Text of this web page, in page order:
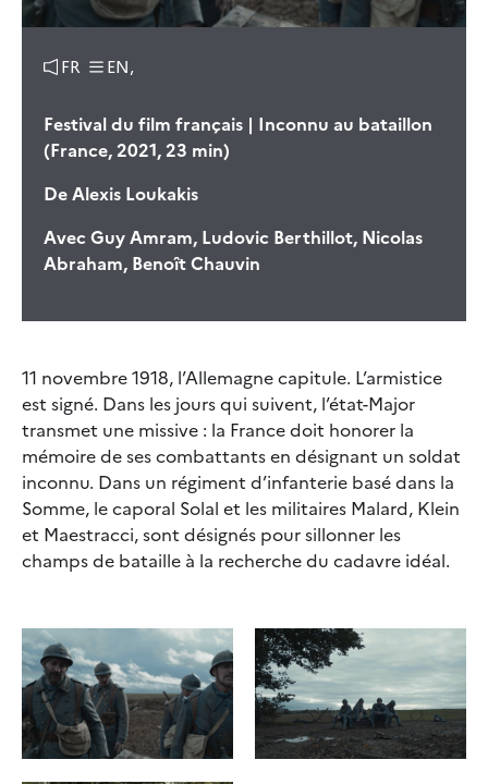
FR EN,
Festival du film français | Inconnu au bataillon
(France, 2021, 23 min)
DeAlexis Loukakis
AvecGuy Amram, Ludovic Berthillot, Nicolas
Abraham, Benoît Chauvin
11 novembre 1918, l’Allemagne capitule. L’armistice
est signé. Dans les jours qui suivent, l’état-Major
transmet une missive : la France doit honorer la
mémoire de ses combattants en désignant un soldat
inconnu. Dans un régiment d’infanterie basé dans la
Somme, le caporal Solal et les militaires Malard, Klein
et Maestracci, sont désignés pour sillonner les
champs de bataille à la recherche du cadavre idéal.